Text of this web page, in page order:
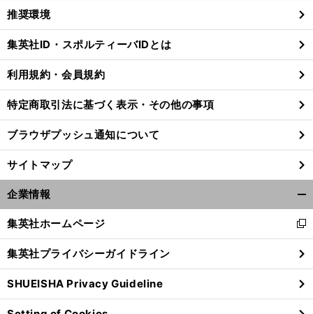
閉
る
推奨環境
集英社ID・スポルティーバIDとは
利用規約・会員規約
特定商取引法に基づく表示・その他の事項
ブラウザプッシュ通知について
サイトマップ
企業情報
閉
る
集英社ホームページ
新
し
い
ウ
ィ
ン
集英社プライバシーガイドライン
SHUEISHA Privacy Guideline